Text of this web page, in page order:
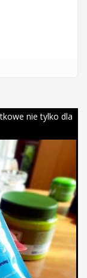
nie tylko dla